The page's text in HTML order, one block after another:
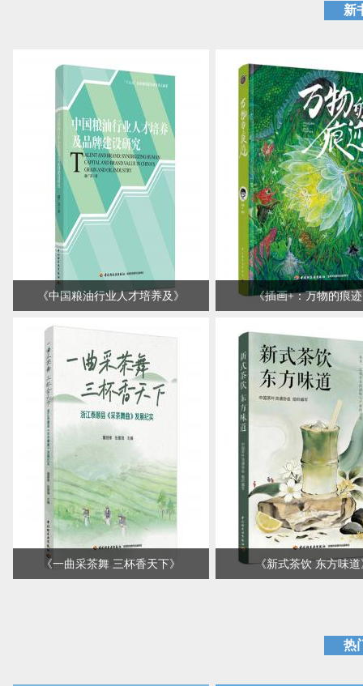
新
《中国粮油行业人才培养及 》
本书立足国家粮食安全战略，提
出“人才驱动品牌、品牌滋养人
才”的核心命题，构建了“品牌一人
才”闭环反馈系统，系统剖析了人
才迭代与品牌升级的内生动力。面
向未来，本书构建了一套涵盖“人
才赋能品牌一品牌反哺人才一协同
价值创造”三个维度的人才发展评
价……
《插画+：万物的痕迹
《万物的痕迹》是新生代
师懿晏诚意满满的插画典
是一场治愈人心的奇妙漫
奔赴东方幻境的美学修行
一颗向往山野的心。万物
也是在心中留下的痕迹。
懿晏自带草木灵气，深耕
文化美学多年，萃取古籍
古神……
《一曲采茶舞 三杯香天下》 《新式茶饮 东方味道
织编写，联合茶颜悦色、
热